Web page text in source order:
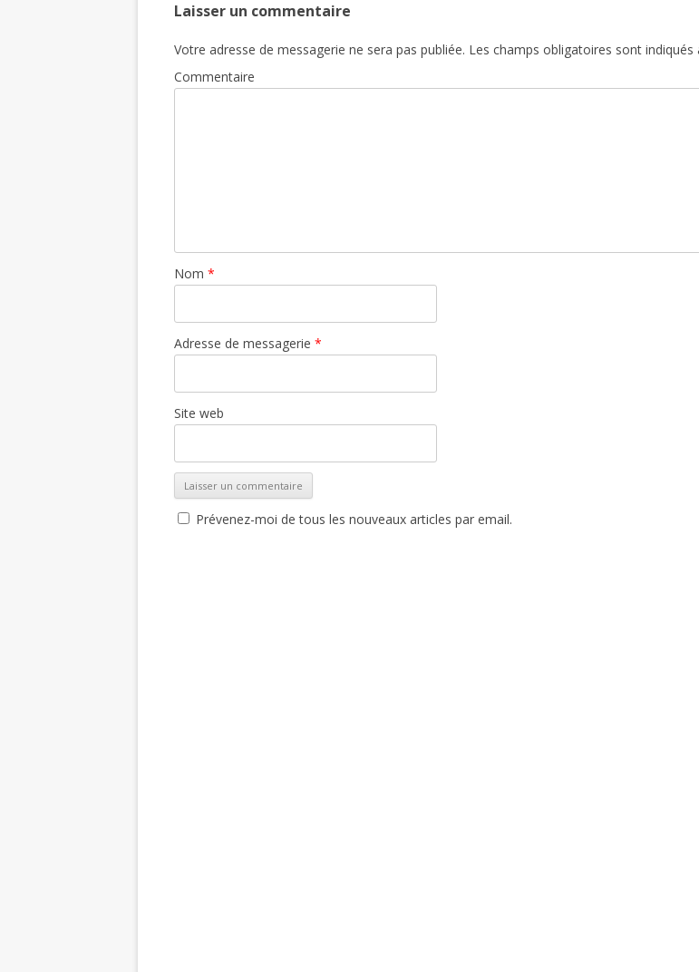
Laisser un commentaire
Votre adresse de messagerie ne sera pas publiée. Les champs obligatoires sont indiqués
Commentaire
Nom *
Adresse de messagerie *
Site web
Prévenez-moi de tous les nouveaux articles par email.